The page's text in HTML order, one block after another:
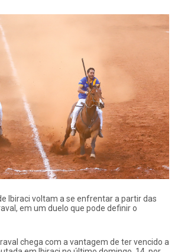
Ibiraci voltam a se enfrentar a partir das
em um duelo que pode definir o
chega com a vantagem de ter vencido a